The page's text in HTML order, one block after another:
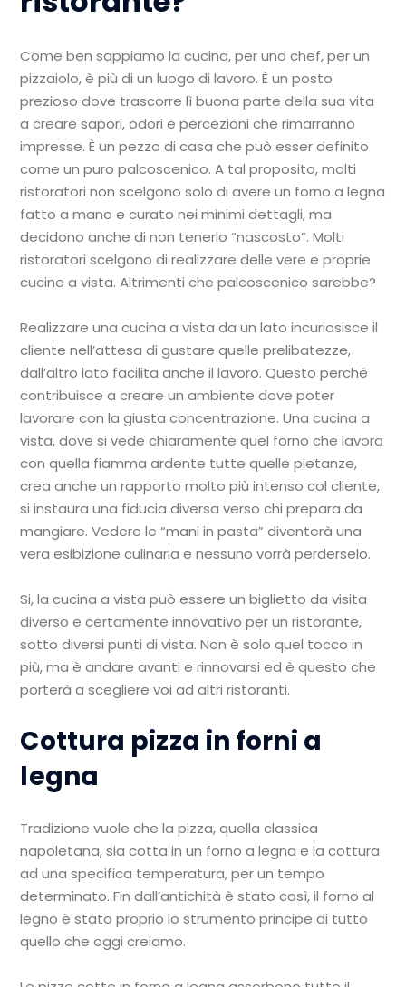
Come ben sappiamo la cucina, per uno chef, per un
pizzaiolo, è più di un luogo di lavoro. È un posto
prezioso dove trascorre lì buona parte della sua vita
a creare sapori, odori e percezioni che rimarranno
impresse. È un pezzo di casa che può esser definito
come un puro palcoscenico. A tal proposito, molti
ristoratori non scelgono solo di avere un forno a legna
fatto a mano e curato nei minimi dettagli, ma
decidono anche di non tenerlo “nascosto”. Molti
ristoratori scelgono di realizzare delle vere e proprie
cucine a vista. Altrimenti che palcoscenico sarebbe?
Realizzare una cucina a vista da un lato incuriosisce il
cliente nell’attesa di gustare quelle prelibatezze,
dall’altro lato facilita anche il lavoro. Questo perché
contribuisce a creare un ambiente dove poter
lavorare con la giusta concentrazione. Una cucina a
vista, dove si vede chiaramente quel forno che lavora
con quella fiamma ardente tutte quelle pietanze,
crea anche un rapporto molto più intenso col cliente,
si instaura una fiducia diversa verso chi prepara da
mangiare. Vedere le “mani in pasta” diventerà una
vera esibizione culinaria e nessuno vorrà perderselo.
Si, la cucina a vista può essere un biglietto da visita
diverso e certamente innovativo per un ristorante,
sotto diversi punti di vista. Non è solo quel tocco in
più, ma è andare avanti e rinnovarsi ed è questo che
porterà a scegliere voi ad altri ristoranti.
Cottura pizza in forni a
legna
Tradizione vuole che la pizza, quella classica
napoletana, sia cotta in un forno a legna e la cottura
ad una specifica temperatura, per un tempo
determinato. Fin dall’antichità è stato così, il forno al
legno è stato proprio lo strumento principe di tutto
quello che oggi creiamo.